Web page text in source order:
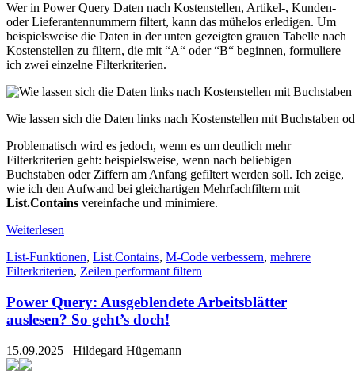
Wer in Power Query Daten nach Kostenstellen, Artikel-, Kunden-
oder Lieferantennummern filtert, kann das mühelos erledigen. Um
beispielsweise die Daten in der unten gezeigten grauen Tabelle nach
Kostenstellen zu filtern, die mit “A“ oder “B“ beginnen, formuliere
ich zwei einzelne Filterkriterien.
Wie lassen sich die Daten links nach Kostenstellen mit Buchstaben
Problematisch wird es jedoch, wenn es um deutlich mehr
Filterkriterien geht: beispielsweise, wenn nach beliebigen
Buchstaben oder Ziffern am Anfang gefiltert werden soll. Ich zeige,
wie ich den Aufwand bei gleichartigen Mehrfachfiltern mit
List.Contains vereinfache und minimiere.
Weiterlesen
List-Funktionen, List.Contains, M-Code verbessern, mehrere
Filterkriterien, Zeilen performant filtern
Power Query: Ausgeblendete Arbeitsblätter
auslesen? So geht’s doch!
15.09.2025 Hildegard Hügemann